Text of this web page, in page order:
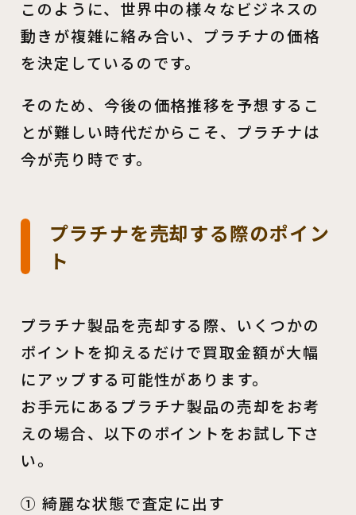
このように、世界中の様々なビジネスの
動きが複雑に絡み合い、プラチナの価格
を決定しているのです。
そのため、今後の価格推移を予想するこ
とが難しい時代だからこそ、プラチナは
今が売り時です。
プラチナを売却する際のポイン
ト
プラチナ製品を売却する際、いくつかの
ポイントを抑えるだけで買取金額が大幅
にアップする可能性があります。
お手元にあるプラチナ製品の売却をお考
えの場合、以下のポイントをお試し下さ
い。
① 綺麗な状態で査定に出す